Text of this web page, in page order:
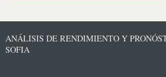
ANÁLISIS DE RENDIMIENTO Y
SOFIA